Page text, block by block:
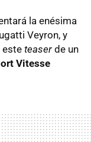
la enésima
Veyron, y
este teaser de un
Vitesse